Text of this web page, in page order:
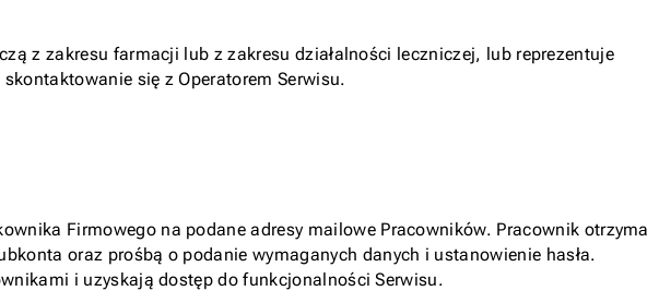
z zakresu farmacji lub z zakresu działalności leczniczej, lub reprezentuje
się z Operatorem Serwisu.
Firmowego na podane adresy mailowe Pracowników. Pracownik otrzyma
oraz prośbą o podanie wymaganych danych i ustanowienie hasła.
i uzyskają dostęp do funkcjonalności Serwisu.